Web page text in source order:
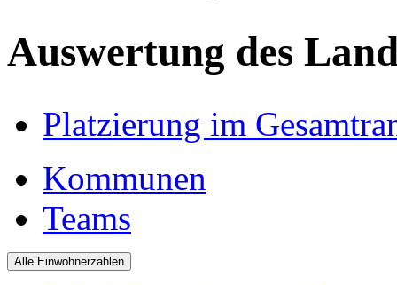
Auswertung des
Platzierung im
Kommunen
Teams
Alle Einwohnerzahlen